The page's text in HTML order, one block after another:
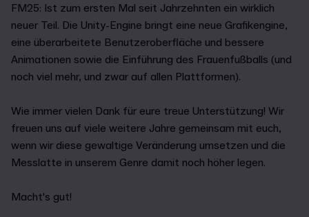
FM25: Ist zum ersten Mal seit Jahrzehnten ein wirklich
neuer Teil. Die Unity-Engine bringt eine neue Grafikengine,
eine überarbeitete Benutzeroberfläche und bessere
Animationen sowie die Einführung des Frauenfußballs (und
noch viel mehr, und zwar auf allen Plattformen).
Wie immer vielen Dank für eure treue Unterstützung! Wir
freuen uns auf viele weitere Jahre gemeinsam mit euch,
wenn wir diese gewaltige Veränderung umsetzen und die
Messlatte in unserem Genre damit noch höher legen.
Macht's gut!